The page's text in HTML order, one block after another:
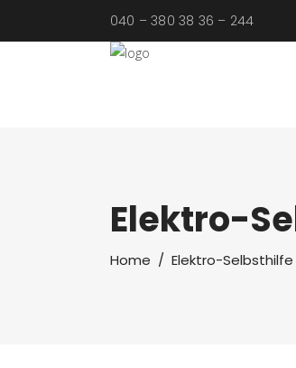
040 – 380 38 36 – 244
Elektro-
Home / Elektro-